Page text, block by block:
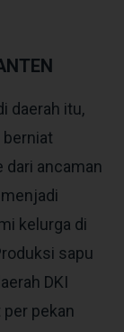
daerah itu,
dari ancaman
kelurga di
sapu
DKI
pekan